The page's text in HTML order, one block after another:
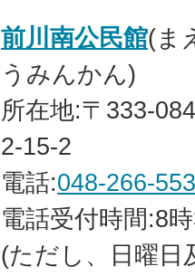
前川南公民館(ま
うみんかん)
所在地:〒333-
2-15-2
電話:048-266-
電話受付時間:8
(ただし、日曜日